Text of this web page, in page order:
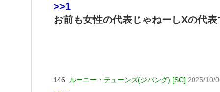
>>1
お前も女性の代表じゃねーしXの代表
146: ルーニー・テューンズ(ジパング) [SC] 2025/10/